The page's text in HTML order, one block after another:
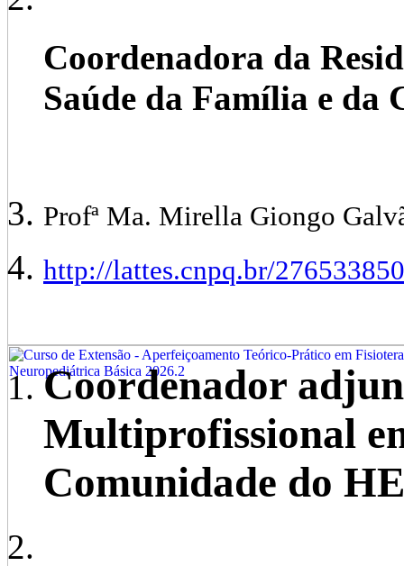
Coordenadora da
Saúde da Família e da
Profª Ma. Mirella Giongo
http://lattes.cnpq.br/
Coordenador
Multiprofissional
Comunidade do